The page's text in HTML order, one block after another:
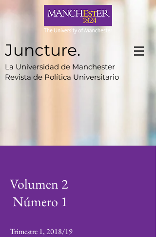
Juncture.
La Universidad de Manchester
Revista de Política Universitario
Volumen 2
Número 1
Trimestre 1, 2018/19